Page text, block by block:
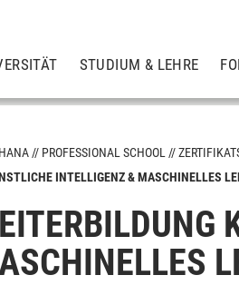
STUDIUM & LEHRE
Bachelor
Master
PROFESSIONAL SCHOOL
INTELLIGENZ & MASCHINELLES